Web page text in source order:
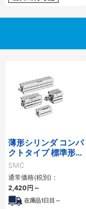
薄形シリンダ コンパ
クトタイプ 標準形
複動 片ロッド CQS
シリーズ
SMC
通常価格(税別)：
2,420 円 ～
在庫品1日目～